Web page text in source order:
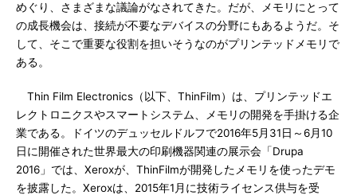
めぐり、さまざまな議論がなされてきた。だが、メモリにとって
の成長機会は、接続が不要なデバイスの分野にもあるようだ。そ
して、そこで重要な役割を担いそうなのがプリンテッドメモリで
ある。
Thin Film Electronics（以下、ThinFilm）は、プリンテッドエ
レクトロニクスやスマートシステム、メモリの開発を手掛ける企
業である。ドイツのデュッセルドルフで2016年5月31日～6月10
日に開催された世界最大の印刷機器関連の展示会「Drupa
2016」では、Xeroxが、ThinFilmが開発したメモリを使ったデモ
を披露した。Xeroxは、2015年1月に技術ライセンス供与を受